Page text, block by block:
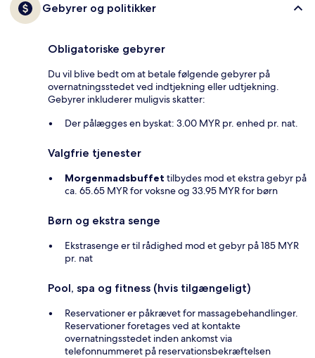
Gebyrer og politikker
Obligatoriske gebyrer
Du vil blive bedt om at betale følgende gebyrer på
overnatningsstedet ved indtjekning eller udtjekning.
Gebyrer inkluderer muligvis skatter:
Der pålægges en byskat: 3.00 MYR pr. enhed pr. nat.
Valgfrie tjenester
Morgenmadsbuffet tilbydes mod et ekstra gebyr på
ca. 65.65 MYR for voksne og 33.95 MYR for børn
Børn og ekstra senge
Ekstrasenge er til rådighed mod et gebyr på 185 MYR
pr. nat
Pool, spa og fitness (hvis tilgængeligt)
Reservationer er påkrævet for massagebehandlinger.
Reservationer foretages ved at kontakte
overnatningsstedet inden ankomst via
telefonnummeret på reservationsbekræftelsen